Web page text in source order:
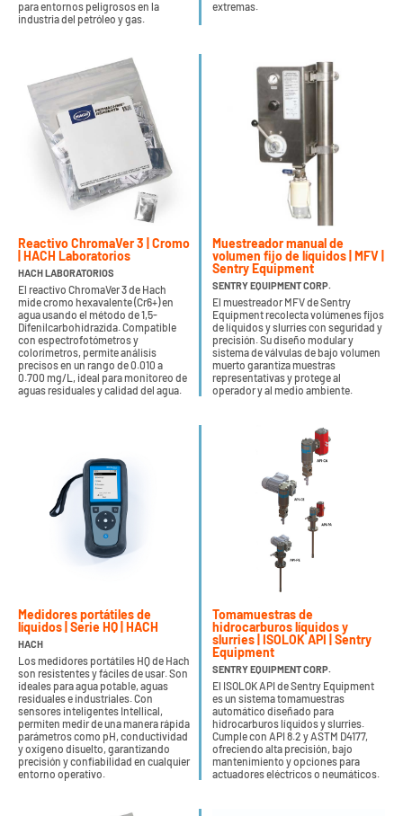
para entornos peligrosos en la
industria del petróleo y gas.
extremas.
Reactivo ChromaVer 3 | Cromo
| HACH Laboratorios
HACH LABORATORIOS
El reactivo ChromaVer 3 de Hach
mide cromo hexavalente (Cr6+) en
agua usando el método de 1,5-
Difenilcarbohidrazida. Compatible
con espectrofotómetros y
colorímetros, permite análisis
precisos en un rango de 0.010 a
0.700 mg/L, ideal para monitoreo de
aguas residuales y calidad del agua.
Muestreador manual de
volumen fijo de líquidos | MFV |
Sentry Equipment
SENTRY EQUIPMENT CORP.
El muestreador MFV de Sentry
Equipment recolecta volúmenes fijos
de líquidos y slurries con seguridad y
precisión. Su diseño modular y
sistema de válvulas de bajo volumen
muerto garantiza muestras
representativas y protege al
operador y al medio ambiente.
Medidores portátiles de
líquidos | Serie HQ | HACH
HACH
Los medidores portátiles HQ de Hach
son resistentes y fáciles de usar. Son
ideales para agua potable, aguas
residuales e industriales. Con
sensores inteligentes Intellical,
permiten medir de una manera rápida
parámetros como pH, conductividad
y oxígeno disuelto, garantizando
precisión y confiabilidad en cualquier
entorno operativo.
Tomamuestras de
hidrocarburos líquidos y
slurries | ISOLOK API | Sentry
Equipment
SENTRY EQUIPMENT CORP.
El ISOLOK API de Sentry Equipment
es un sistema tomamuestras
automático diseñado para
hidrocarburos líquidos y slurries.
Cumple con API 8.2 y ASTM D4177,
ofreciendo alta precisión, bajo
mantenimiento y opciones para
actuadores eléctricos o neumáticos.